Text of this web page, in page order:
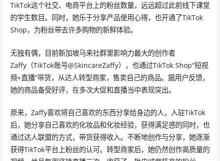
TikTok这个社交、电商平台上的粉丝数量，远远超过此前线下课堂
的学生数目。同时，她乐于分享产品使用心得，也开通了TikTok
Shop，为粉丝带去许多购物的新鲜体验。
无独有偶，目前新加坡马来社群里影响力最大的创作者
Zaffy（TikTok账号@SkincareZaffy），也通过TikTok Shop“短视
频+直播”带货，从达人转型商家，售卖自己的商品。据用户反馈，
她的商品备受好评，在多次大促和直播当中表现突出。
原来，Zaffy喜欢将自己喜欢的东西分享给身边的人，入驻TikTok
后，她分享自己喜欢的化妆品和化妆经验，获得满足感的同时，也
通过达人联盟的方式，带货获得收入。不断地创作与分享，她逐渐
获得TikTok平台上粉丝的认可。转型商家后，她仍然创作高质量的